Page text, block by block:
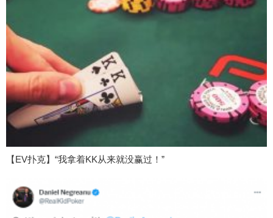
【EV扑克】“我拿着KK从来就没赢过！”